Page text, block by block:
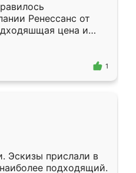
Ренессанс от
цена и
Приехавший
Владислав
самый
1
Эскизы прислали в
подходящий.